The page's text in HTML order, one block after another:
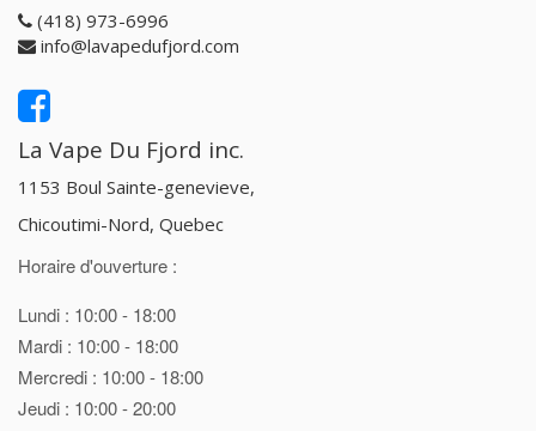
(418) 973-6996
info@lavapedufjord.com
La Vape Du Fjord inc.
1153 Boul Sainte-genevieve,
Chicoutimi-Nord, Quebec
Horaire d'ouverture :
Lundi : 10:00 - 18:00
Mardi : 10:00 - 18:00
Mercredi : 10:00 - 18:00
Jeudi : 10:00 - 20:00